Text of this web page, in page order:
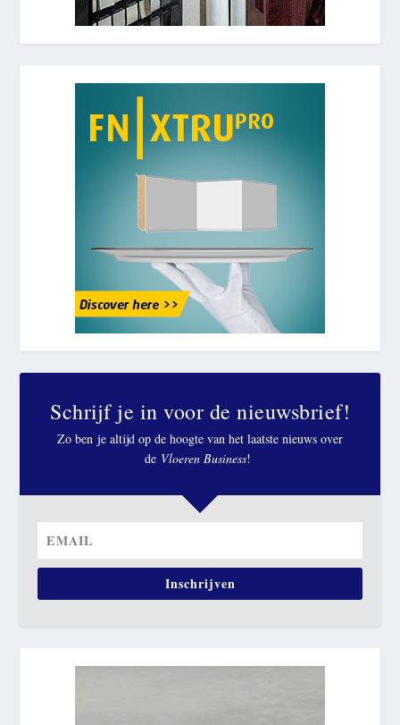
Schrijf je in voor de nieuwsbrief!
Zo ben je altijd op de hoogte van het laatste nieuws over
de Vloeren Business!
Inschrijven